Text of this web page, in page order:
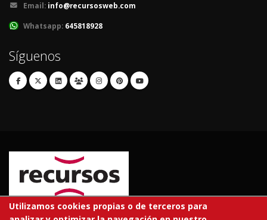
Email: info@recursosweb.com
Whatsapp: 645818928
Síguenos
Utilizamos cookies propias o de terceros para